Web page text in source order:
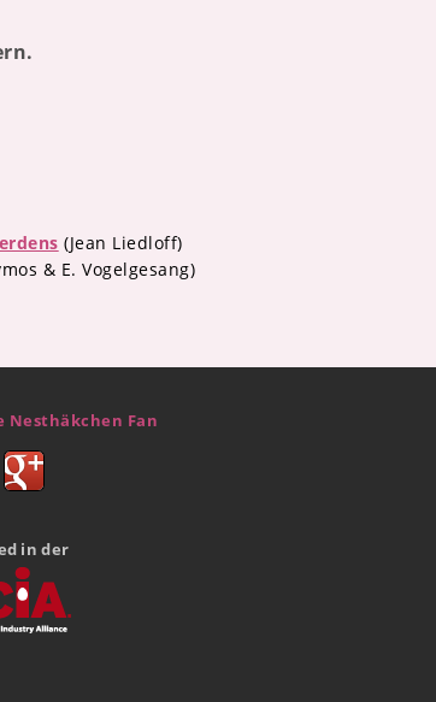
(Jean Liedloff)
& E. Vogelgesang)
Nesthäkchen Fan
in der